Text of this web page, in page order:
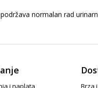
normalan rad
i naplata Brza